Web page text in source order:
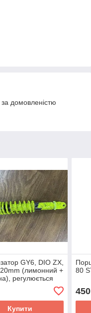
домовленістю
GY6, DIO ZX,
(лимонний +
регулюється
Купити
80
450